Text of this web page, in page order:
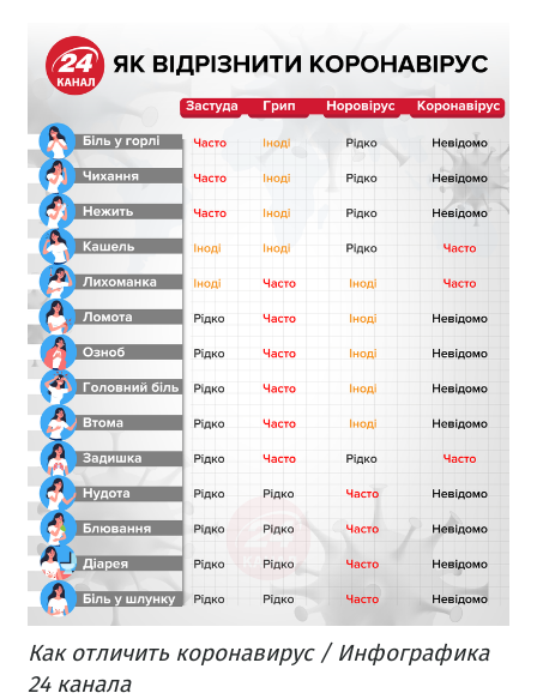
Как отличить коронавирус / Инфографика
24 канала